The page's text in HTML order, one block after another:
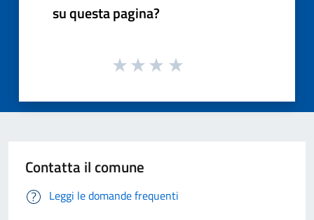
su questa pagina?
Contatta il comune
Leggi le domande frequenti